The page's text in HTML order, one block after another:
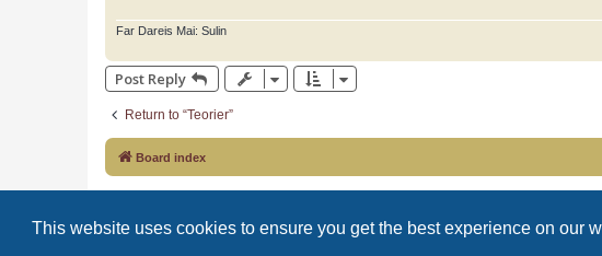
This website uses cookies to ensure you get the best experience on our
Far Dareis Mai: Sulin
Post Reply
Return to “Teorier”
Board index